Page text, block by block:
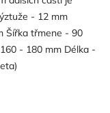
- 12 mm
Šířka třmene - 90
- 180 mm Délka -